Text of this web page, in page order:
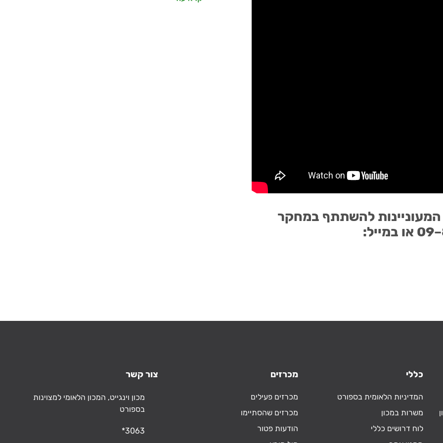
המעוניינות להשתתף במחקר
כללי
המדיניות הלאומית בספורט
משרות במכון
לוח דרושים כללי
מכרזים
מכרזים פעילים
מכרזים שהסתיימו
הודעות פטור
צור קשר
כתובת
מכון וינגייט, המכון הלאומי למצוינות
בספורט
*3063